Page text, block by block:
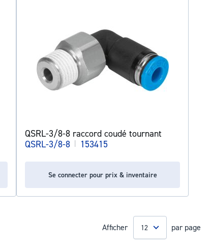
QSRL-3/8-8 raccord coudé tournant
QSRL-3/8-8 | 153415
Se connecter pour prix & inventaire
Afficher par page